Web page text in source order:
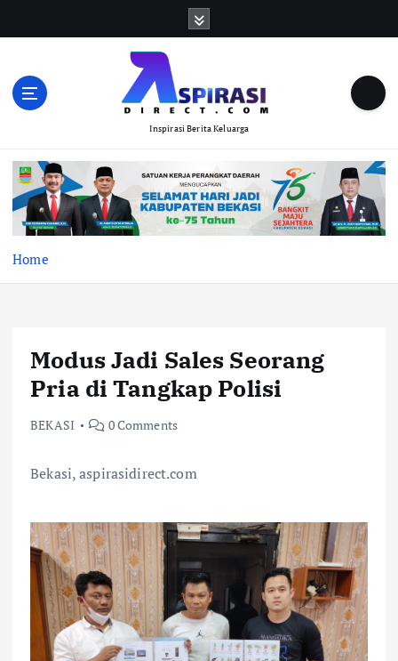
Inspirasi Berita Keluarga
Home
Modus Jadi Sales Seorang
Pria di Tangkap Polisi
BEKASI 0 Comments
Bekasi, aspirasidirect.com